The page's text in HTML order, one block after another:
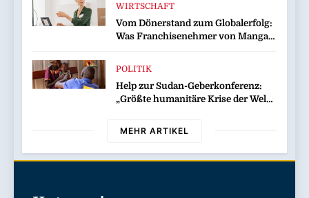
WIRTSCHAFT
Vom Dönerstand zum Globalerfolg:
Was Franchisenehmer von Mangal
POLITIK
Help zur Sudan-Geberkonferenz:
„Größte humanitäre Krise der Welt
MEHR ARTIKEL